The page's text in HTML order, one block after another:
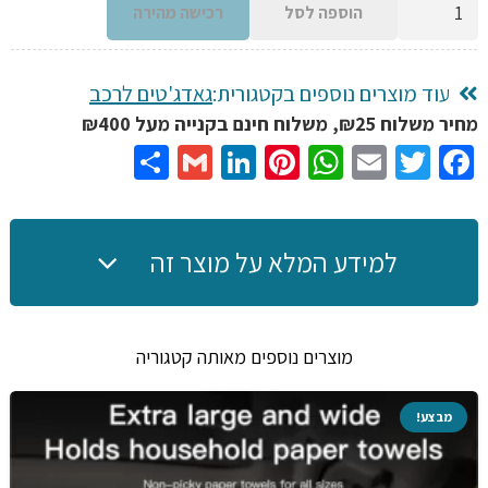
קליפ
מחזיק
מגנטי
אוניברסלי
למשקפיים
ועוד
הוספה לסל רכישה מהירה
עוד מוצרים נוספים בקטגורית:גאדג'טים לרכב
מחיר משלוח ₪25, משלוח חינם בקנייה מעל ₪400
Facebook
Twitter
Email
WhatsApp
Pinterest
LinkedIn
Gmail
למידע המלא על מוצר זה
מוצרים נוספים מאותה קטגוריה
מבצע!